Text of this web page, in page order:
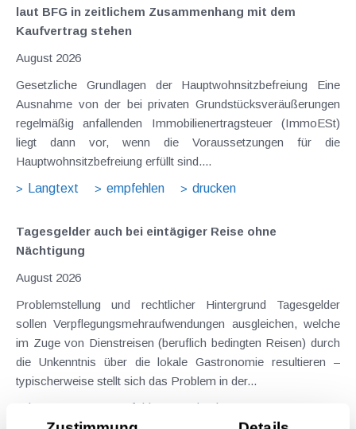
laut BFG in zeitlichem Zusammenhang mit dem
Kaufvertrag stehen
August 2026
Gesetzliche Grundlagen der Hauptwohnsitzbefreiung Eine
Ausnahme von der bei privaten Grundstücksveräußerungen
regelmäßig anfallenden Immobilienertragsteuer (ImmoESt)
liegt dann vor, wenn die Voraussetzungen für die
Hauptwohnsitzbefreiung erfüllt sind....
Langtext
empfehlen drucken
Tagesgelder auch bei eintägiger Reise ohne
Nächtigung
August 2026
Problemstellung und rechtlicher Hintergrund Tagesgelder
sollen Verpflegungsmehraufwendungen ausgleichen, welche
im Zuge von Dienstreisen (beruflich bedingten Reisen) durch
die Unkenntnis über die lokale Gastronomie resultieren –
typischerweise stellt sich das Problem in der...
Langtext
empfehlen drucken